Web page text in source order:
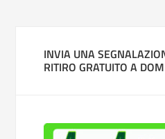
INVIA UNA
RITIRO GRATUITO A